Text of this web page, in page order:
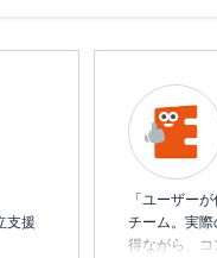
支援
「ユーザー
チーム。実
得ながら、